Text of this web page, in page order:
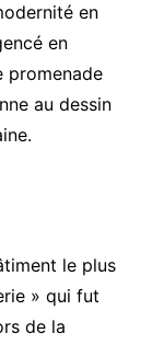
en
en
promenade
au dessin
le plus
» qui fut
de la